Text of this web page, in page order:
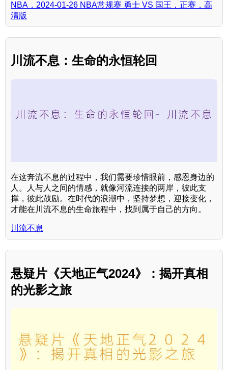
NBA，2024-01-26 NBA常规赛 勇士 VS 国王，正赛，高
清版
川流不息：生命的永恒轮回
在这奔流不息的过程中，我们需要珍惜眼前，感恩身边的
人。人与人之间的情感，就像河流连接的两岸，彼此支
撑，彼此鼓励。在时代的浪潮中，坚持梦想，迎接变化，
才能在川流不息的生命旅程中，找到属于自己的方向。
川流不息
悬疑片《天地正气2024》：揭开真相
的光影之旅